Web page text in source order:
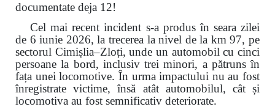
documentate deja 12!
Cel mai recent incident s-a produs în seara zilei
de 6 iunie 2026, la trecerea la nivel de la km 97, pe
sectorul Cimișlia–Zloți, unde un automobil cu cinci
persoane la bord, inclusiv trei minori, a pătruns în
fața unei locomotive. În urma impactului nu au fost
înregistrate victime, însă atât automobilul, cât și
locomotiva au fost semnificativ deteriorate.